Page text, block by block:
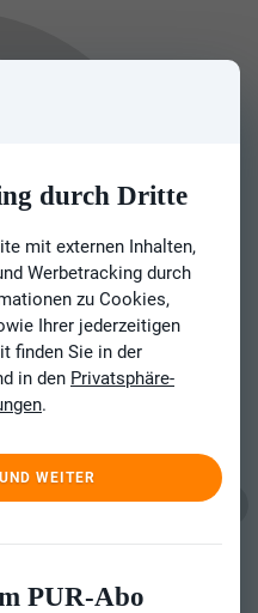
durch Dritte
mit externen Inhalten,
Werbetracking durch
zu Cookies,
Ihrer jederzeitigen
finden Sie in der
in den Privatsphäre-
.
WEITER
PUR-Abo